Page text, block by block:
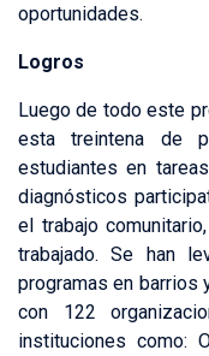
oportunidades.
Logros
Luego de todo este
esta treintena de
estudiantes en
diagnósticos
el trabajo
trabajado. Se han
programas en barrios
con 122
instituciones como: